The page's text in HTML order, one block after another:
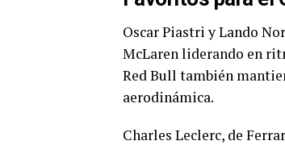
Oscar Piastri y Lando
McLaren liderando en
Red Bull también
aerodinámica.
Charles Leclerc, de